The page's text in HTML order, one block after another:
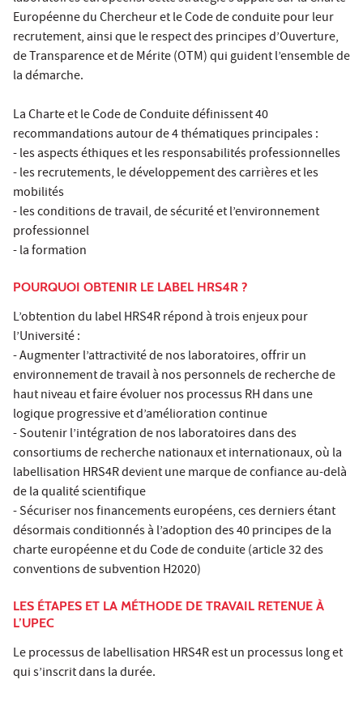
Européenne du Chercheur et le Code de conduite pour leur
recrutement, ainsi que le respect des principes d’Ouverture,
de Transparence et de Mérite (OTM) qui guident l’ensemble de
la démarche.
La Charte et le Code de Conduite définissent 40
recommandations autour de 4 thématiques principales :
- les aspects éthiques et les responsabilités professionnelles
- les recrutements, le développement des carrières et les
mobilités
- les conditions de travail, de sécurité et l’environnement
professionnel
- la formation
POURQUOI OBTENIR LE LABEL HRS4R ?
L’obtention du label HRS4R répond à trois enjeux pour
l’Université :
- Augmenter l’attractivité de nos laboratoires, offrir un
environnement de travail à nos personnels de recherche de
haut niveau et faire évoluer nos processus RH dans une
logique progressive et d’amélioration continue
- Soutenir l’intégration de nos laboratoires dans des
consortiums de recherche nationaux et internationaux, où la
labellisation HRS4R devient une marque de confiance au-delà
de la qualité scientifique
- Sécuriser nos financements européens, ces derniers étant
désormais conditionnés à l’adoption des 40 principes de la
charte européenne et du Code de conduite (article 32 des
conventions de subvention H2020)
LES ÉTAPES ET LA MÉTHODE DE TRAVAIL RETENUE À
L’UPEC
Le processus de labellisation HRS4R est un processus long et
qui s’inscrit dans la durée.